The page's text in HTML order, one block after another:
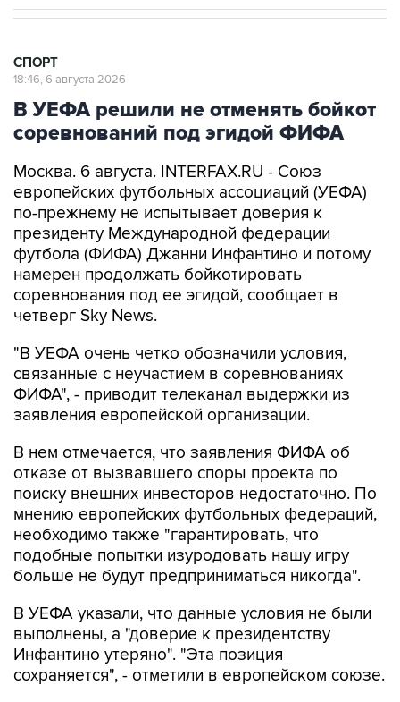
СПОРТ
18:46, 6 августа 2026
В УЕФА решили не отменять бойкот
соревнований под эгидой ФИФА
Москва. 6 августа. INTERFAX.RU - Союз
европейских футбольных ассоциаций (УЕФА)
по-прежнему не испытывает доверия к
президенту Международной федерации
футбола (ФИФА) Джанни Инфантино и потому
намерен продолжать бойкотировать
соревнования под ее эгидой, сообщает в
четверг Sky News.
"В УЕФА очень четко обозначили условия,
связанные с неучастием в соревнованиях
ФИФА", - приводит телеканал выдержки из
заявления европейской организации.
В нем отмечается, что заявления ФИФА об
отказе от вызвавшего споры проекта по
поиску внешних инвесторов недостаточно. По
мнению европейских футбольных федераций,
необходимо также "гарантировать, что
подобные попытки изуродовать нашу игру
больше не будут предприниматься никогда".
В УЕФА указали, что данные условия не были
выполнены, а "доверие к президентству
Инфантино утеряно". "Эта позиция
сохраняется", - отметили в европейском союзе.